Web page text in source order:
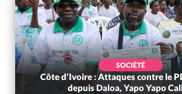
SOCIÉTÉ
Côte d'Ivoire : Attaques contre le
depuis Daloa, Yapo Yapo